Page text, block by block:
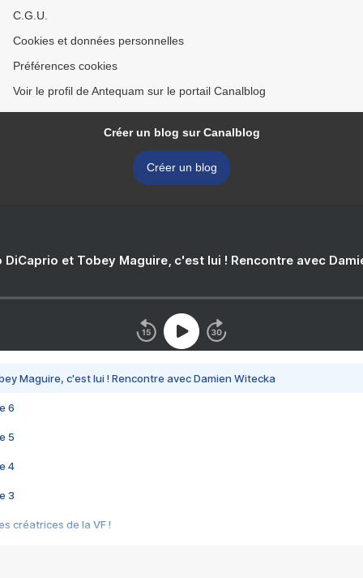
C.G.U.
Cookies et données personnelles
Préférences cookies
Voir le profil de Antequam sur le portail Canalblog
Créer un blog sur Canalblog
Créer un blog
DiCaprio et Tobey Maguire, c'est lui ! Rencontre avec
Maguire, c'est lui ! Rencontre avec Damien Witecka
6
5
4
3
créatrices de la VF !